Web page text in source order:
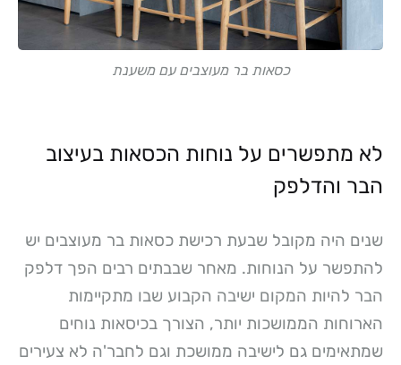
לא מתפשרים על נוחות הכסאות בעיצוב
הבר והדלפק
שנים היה מקובל שבעת רכישת כסאות בר מעוצבים יש
להתפשר על הנוחות. מאחר שבבתים רבים הפך דלפק
הבר להיות המקום ישיבה הקבוע שבו מתקיימות
הארוחות הממושכות יותר, הצורך בכיסאות נוחים
שמתאימים גם לישיבה ממושכת וגם לחבר'ה לא צעירים
כסאות בר מעוצבים עם משענת